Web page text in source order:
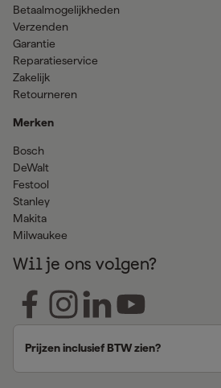
Betaalmogelijkheden
Verzenden
Garantie
Reparatieservice
Zakelijk
Retourneren
Merken
Bosch
DeWalt
Festool
Stanley
Makita
Milwaukee
Wil je ons volgen?
Prijzen inclusief BTW zien?